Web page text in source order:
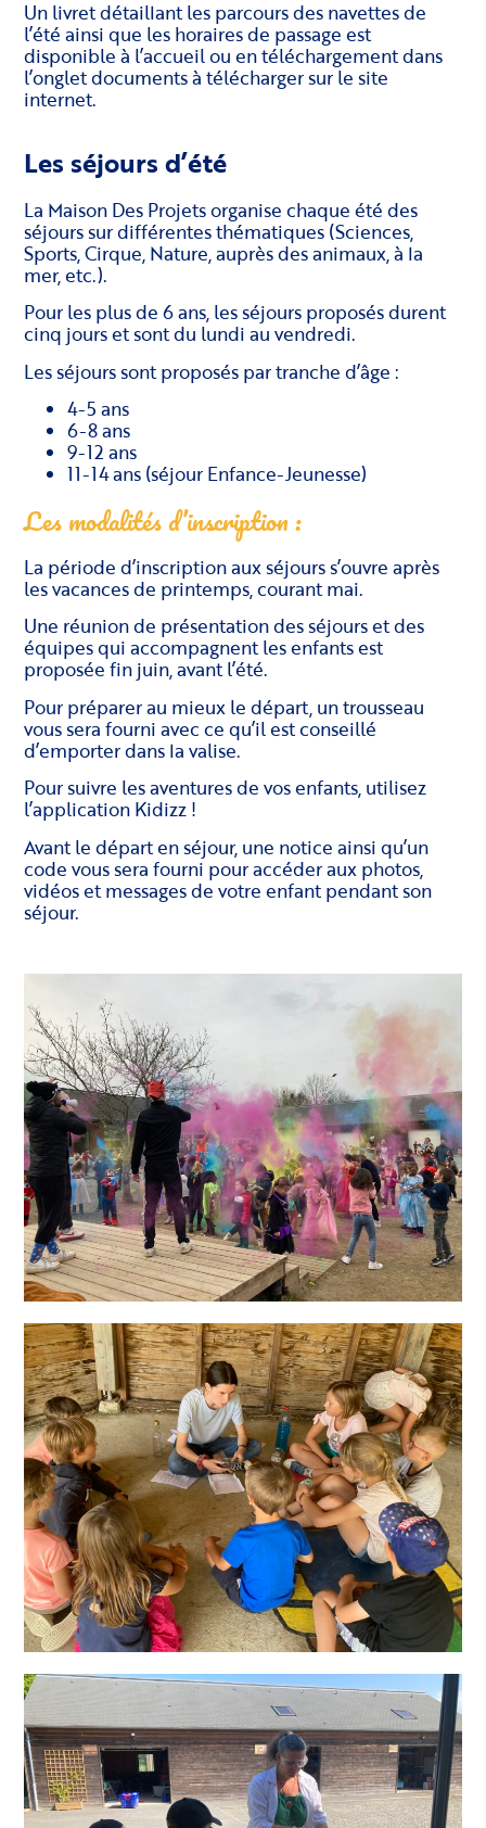
Un livret détaillant les parcours des navettes de
l’été ainsi que les horaires de passage est
disponible à l’accueil ou en téléchargement dans
l’onglet documents à télécharger sur le site
internet.
Les séjours d’été
La Maison Des Projets organise chaque été des
séjours sur différentes thématiques (Sciences,
Sports, Cirque, Nature, auprès des animaux, à la
mer, etc.).
Pour les plus de 6 ans, les séjours proposés durent
cinq jours et sont du lundi au vendredi.
Les séjours sont proposés par tranche d’âge :
4-5 ans
6-8 ans
9-12 ans
11-14 ans (séjour Enfance-Jeunesse)
Les modalités d’inscription :
La période d’inscription aux séjours s’ouvre après
les vacances de printemps, courant mai.
Une réunion de présentation des séjours et des
équipes qui accompagnent les enfants est
proposée fin juin, avant l’été.
Pour préparer au mieux le départ, un trousseau
vous sera fourni avec ce qu’il est conseillé
d’emporter dans la valise.
Pour suivre les aventures de vos enfants, utilisez
l’application Kidizz !
Avant le départ en séjour, une notice ainsi qu’un
code vous sera fourni pour accéder aux photos,
vidéos et messages de votre enfant pendant son
séjour.